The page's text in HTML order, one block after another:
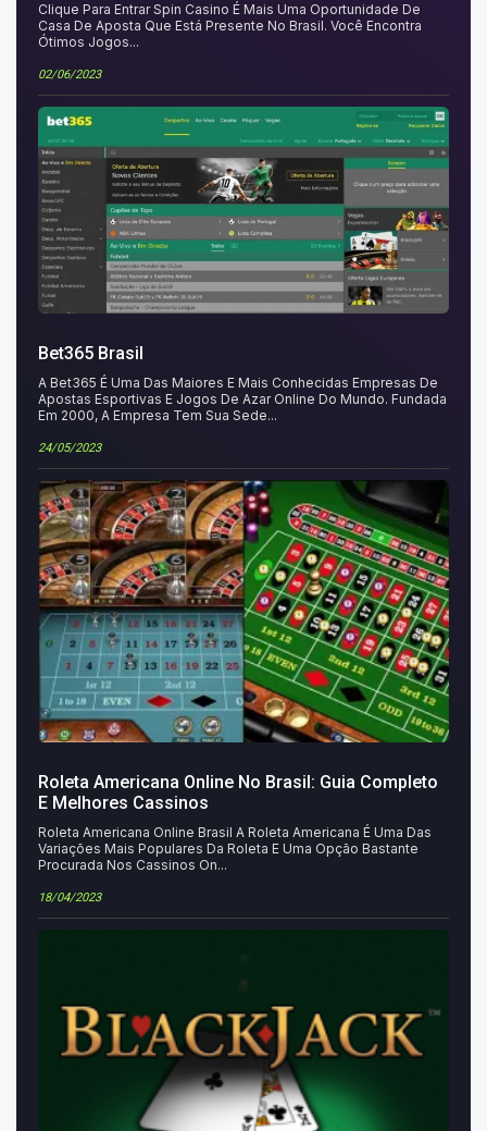
Clique Para Entrar Spin Casino É Mais Uma Oportunidade De
Casa De Aposta Que Está Presente No Brasil. Você Encontra
Ótimos Jogos...
02/06/2023
Bet365 Brasil
A Bet365 É Uma Das Maiores E Mais Conhecidas Empresas De
Apostas Esportivas E Jogos De Azar Online Do Mundo. Fundada
Em 2000, A Empresa Tem Sua Sede...
24/05/2023
Roleta Americana Online No Brasil: Guia Completo
E Melhores Cassinos
Roleta Americana Online Brasil A Roleta Americana É Uma Das
Variações Mais Populares Da Roleta E Uma Opção Bastante
Procurada Nos Cassinos On...
18/04/2023